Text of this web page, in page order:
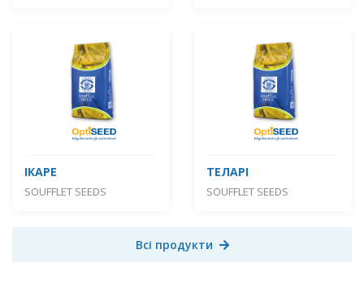
ІКАРЕ
SOUFFLET SEEDS
ТЕЛАРІ
SOUFFLET SEEDS
Всі продукти